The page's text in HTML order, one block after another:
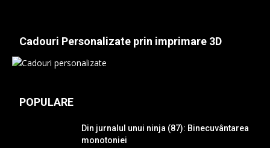
Cadouri Personalizate prin imprimare 3D
POPULARE
Din jurnalul unui ninja (87): Binecuvântarea
monotoniei